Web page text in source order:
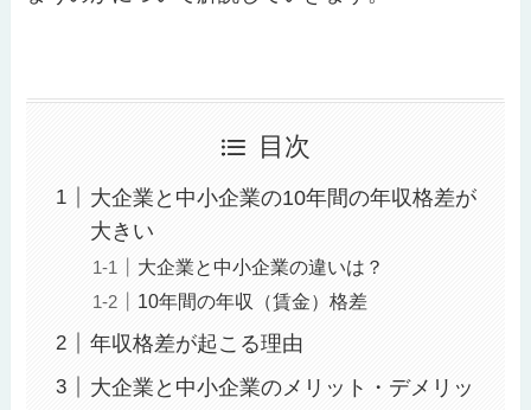
目次
大企業と中小企業の10年間の年収格差が
大きい
大企業と中小企業の違いは？
10年間の年収（賃金）格差
年収格差が起こる理由
大企業と中小企業のメリット・デメリッ